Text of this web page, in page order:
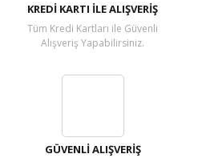
KREDİ KARTI İLE ALIŞVERİŞ
Tüm Kredi Kartları ile Güvenli
Alışveriş Yapabilirsiniz.
GÜVENLİ ALIŞVERİŞ